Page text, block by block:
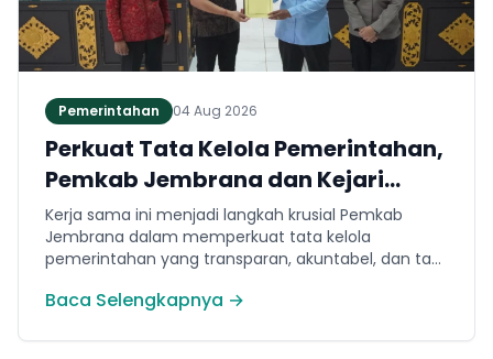
Pemerintahan 04 Aug 2026
Perkuat Tata Kelola Pemerintahan,
Pemkab Jembrana dan Kejari
Jembrana Sepakati Kerja Sama
Hukum Datun
Kerja sama ini menjadi langkah krusial Pemkab
Jembrana dalam memperkuat tata kelola
pemerintahan yang transparan, akuntabel, dan taat
mencakup tiga domain utama, yakni pemberian
tindakan hukum lainnya.
Baca Selengkapnya →